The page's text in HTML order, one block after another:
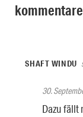
kommentare
SHAFT WINDU
30.
Dazu fällt